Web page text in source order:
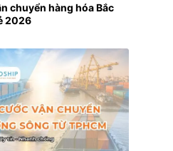
chuyển hàng hóa Bắc
2026